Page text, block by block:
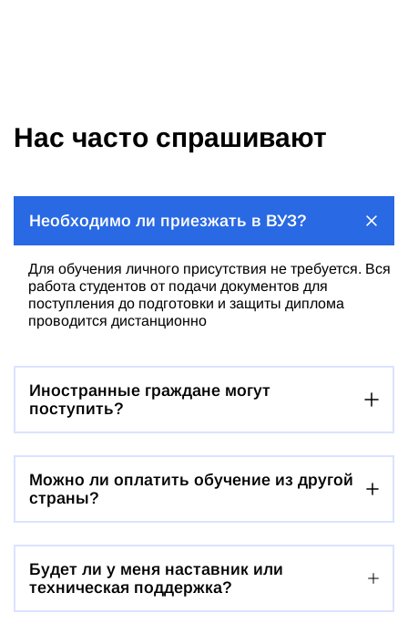
Нас часто спрашивают
Необходимо ли приезжать в ВУЗ?
Для обучения личного присутствия не требуется. Вся
работа студентов от подачи документов для
поступления до подготовки и защиты диплома
проводится дистанционно
Иностранные граждане могут
поступить?
Можно ли оплатить обучение из другой
страны?
Будет ли у меня наставник или
техническая поддержка?